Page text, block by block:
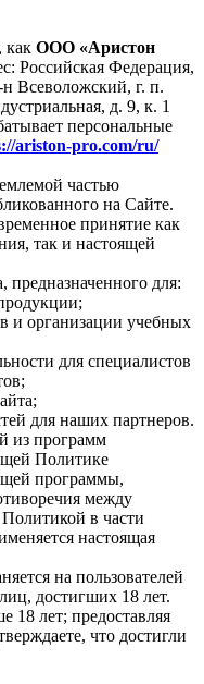
как ООО «Аристон
Российская Федерация,
Всеволожский, г. п.
д. 9, к. 1
персональные
ariston-pro.com/ru/
частью
на Сайте.
принятие как
так и настоящей
для:
и организации учебных
для специалистов
для наших партнеров.
из программ
Политике
программы,
между
в части
настоящая
на пользователей
достигших 18 лет.
18 лет; предоставляя
что достигли